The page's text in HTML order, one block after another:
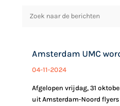
Amsterdam UMC
04-11-2024
Afgelopen vrijdag, 31
uit Amsterdam-Noord